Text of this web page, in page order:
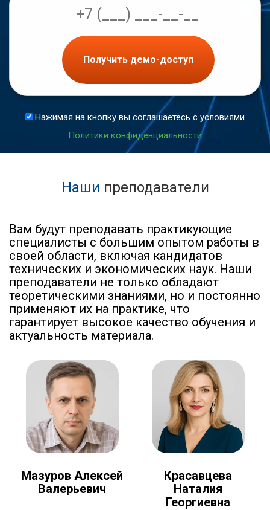
Получить демо-доступ
Нажимая на кнопку вы соглашаетесь с условиями
Политики конфиденциальности
Наши преподаватели
Вам будут преподавать практикующие
специалисты с большим опытом работы в
своей области, включая кандидатов
технических и экономических наук. Наши
преподаватели не только обладают
теоретическими знаниями, но и постоянно
применяют их на практике, что
гарантирует высокое качество обучения и
актуальность материала.
Мазуров Алексей
Валерьевич
Красавцева
Наталия
Георгиевна